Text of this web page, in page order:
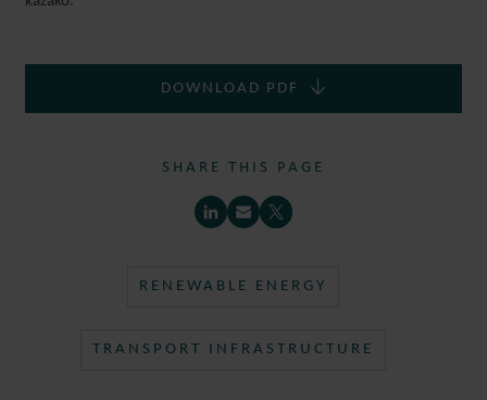
DOWNLOAD PDF
SHARE THIS PAGE
RENEWABLE ENERGY
TRANSPORT INFRASTRUCTURE